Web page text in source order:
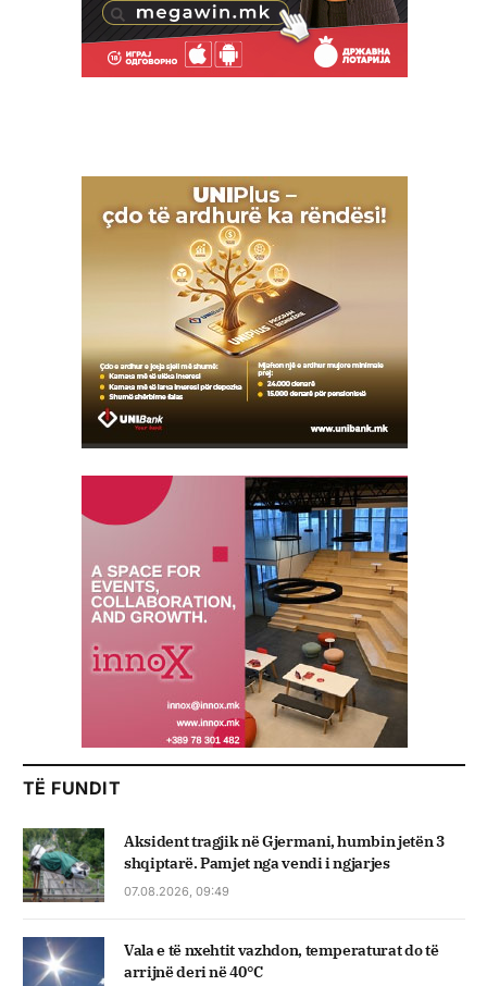
TË FUNDIT
Aksident tragjik në Gjermani, humbin jetën 3
shqiptarë. Pamjet nga vendi i ngjarjes
07.08.2026, 09:49
Vala e të nxehtit vazhdon, temperaturat do të
arrijnë deri në 40°C